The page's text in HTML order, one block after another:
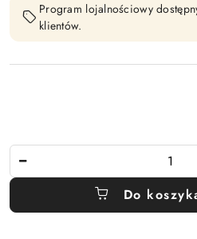
Program lojalnościowy
klientów.
Do